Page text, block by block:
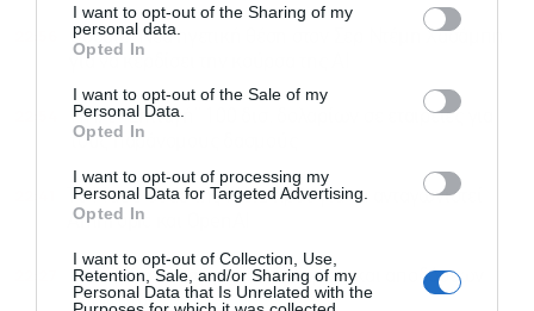
I want to opt-out of the Sharing of my
personal data.
Opted In
I want to opt-out of the Sale of my
Personal Data.
Opted In
I want to opt-out of processing my
Personal Data for Targeted Advertising.
Opted In
I want to opt-out of Collection, Use,
Retention, Sale, and/or Sharing of my
Personal Data that Is Unrelated with the
Google: Νέα ηγετική θέση στον Σερ Ντέμη Χασάμπη
για να κερδίσει την κούρσα της ΑΙ
ΗΠΑ: “Επιταγή” 100 δισ. δολαρίων σε εταιρείες για
τους παράνομους δασμούς
Το Muse Code της Meta ήρθε για να ανταγωνιστεί
Anthropic και OpenAI
Ράλι 4% ο χρυσός λόγω δολαρίου και αποδόσεων
ομολόγων